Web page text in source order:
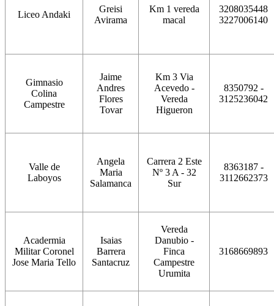
Liceo Andaki
Greisi
Avirama
Km 1 vereda
macal
3208035448
3227006140
Gimnasio
Colina
Campestre
Jaime
Andres
Flores
Tovar
Km 3 Via
Acevedo -
Vereda
Higueron
8350792 -
3125236042
Valle de
Laboyos
Angela
Maria
Salamanca
Carrera 2 Este
Nº 3 A - 32
Sur
8363187 -
3112662373
Acadermia
Militar Coronel
Jose Maria Tello
Isaias
Barrera
Santacruz
Vereda
Danubio -
Finca
Campestre
Urumita
3168669893